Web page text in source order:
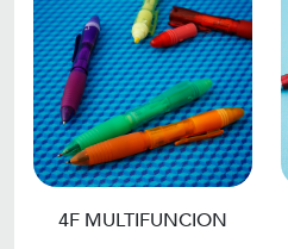
4F MULTIFUNCION